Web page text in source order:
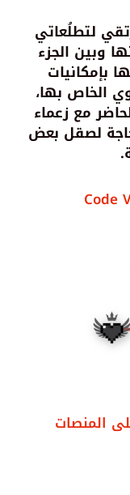
لتطلُعاتي
وبين الجزء
بإمكانيات
الخاص بها،
مع زعماء
لصقل بعض